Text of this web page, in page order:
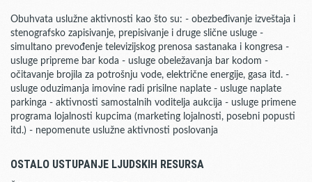
Obuhvata uslužne aktivnosti kao što su: - obezbeđivanje izveštaja i
stenografsko zapisivanje, prepisivanje i druge slične usluge -
simultano prevođenje televizijskog prenosa sastanaka i kongresa -
usluge pripreme bar koda - usluge obeležavanja bar kodom -
očitavanje brojila za potrošnju vode, električne energije, gasa itd. -
usluge oduzimanja imovine radi prisilne naplate - usluge naplate
parkinga - aktivnosti samostalnih voditelja aukcija - usluge primene
programa lojalnosti kupcima (marketing lojalnosti, posebni popusti
itd.) - nepomenute uslužne aktivnosti poslovanja
OSTALO USTUPANJE LJUDSKIH RESURSA